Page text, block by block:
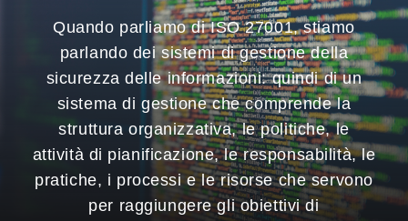
Quando parliamo di ISO 27001, stiamo
parlando dei sistemi di gestione della
sicurezza delle informazioni: quindi di un
sistema di gestione che comprende la
struttura organizzativa, le politiche, le
attività di pianificazione, le responsabilità, le
pratiche, i processi e le risorse che servono
per raggiungere gli obiettivi di